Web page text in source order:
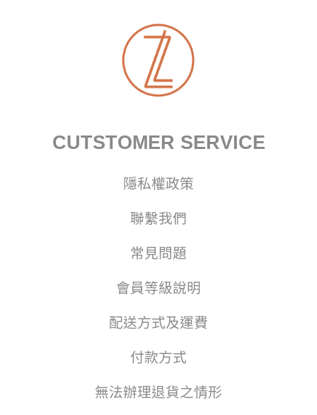
CUTSTOMER SERVICE
隱私權政策
聯繫我們
常見問題
會員等級說明
配送方式及運費
付款方式
無法辦理退貨之情形